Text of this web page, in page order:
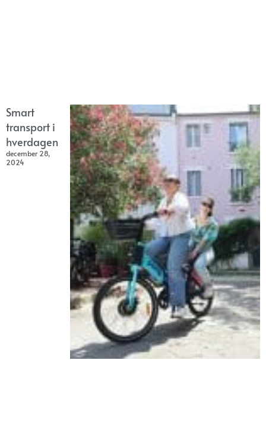
Smart
transport i
hverdagen
december 28,
2024